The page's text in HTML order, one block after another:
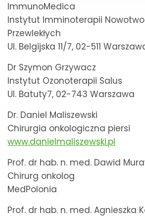
ImmunoMedica
Instytut Imminoterapii
Przewlekłych
Ul. Belgijska 11/7, 02-511
Dr Szymon Grzywacz
Instytut Ozonoterapii Salus
Ul. Batuty7, 02-743 Warszawa
Dr. Daniel Maliszewski
Chirurgia onkologiczna piersi
www.danielmaliszewski.pl
Prof. dr hab. n. med. Dawid
Chirurg onkolog
MedPolonia
Prof. dr hab. n. med. Agnieszka